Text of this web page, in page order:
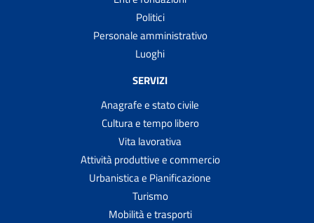
all'interno del territorio italiano
Trasporto scolastico scuolabus
Votare al proprio domicilio
Politici
Personale amministrativo
Luoghi
SERVIZI
Anagrafe e stato civile
Cultura e tempo libero
Vita lavorativa
Attività produttive e commercio
Urbanistica e Pianificazione
Turismo
Mobilità e trasporti